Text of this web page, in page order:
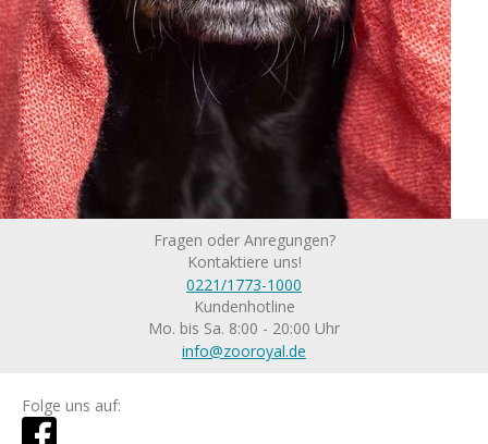
Fragen oder Anregungen?
Kontaktiere uns!
0221/1773-1000
Kundenhotline
Mo. bis Sa. 8:00 - 20:00 Uhr
info@zooroyal.de
Folge uns auf: